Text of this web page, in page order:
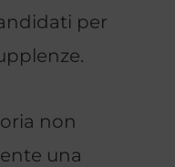
per
non
una